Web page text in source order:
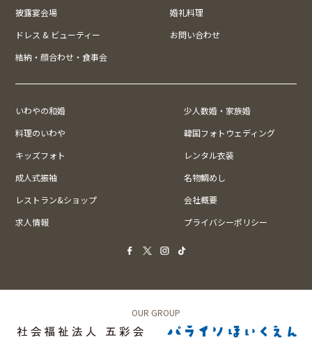
披露宴会場
婚礼料理
ドレス & ビューティー
お問い合わせ
結納・顔合わせ・食事会
いわやの和婚
少人数婚・家族婚
料理のいわや
韓国フォトウェディング
キッズフォト
レンタル衣装
成人式振袖
名物鯛めし
レストラン&ショップ
会社概要
求人情報
プライバシーポリシー
OUR GROUP